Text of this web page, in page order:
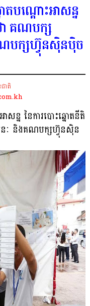
បណ្តោះអាសន្ន
ា គណបក្ស
បក្សហ៊្វុនស៊ិនប៉ិច
ាតិ
ន្ន នៃការបោះឆ្នោតនីតិ
ៈ និងគណបក្សហ៊្វុនស៊ិន